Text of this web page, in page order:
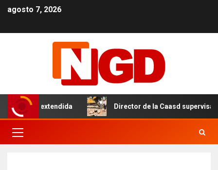
agosto 7, 2026
extendida Director de la Caasd supervisa